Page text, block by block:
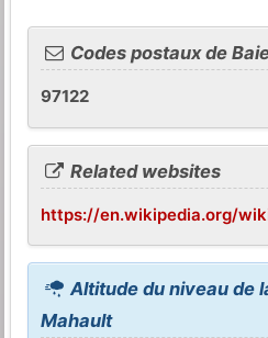
Codes postaux de
97122
Related websites
https://en.wikipedia.org/
Altitude du niveau de
Mahault